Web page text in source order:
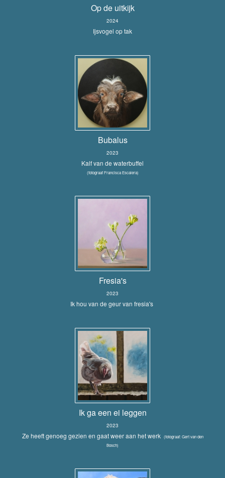
Op de uitkijk
2024
Ijsvogel op tak
Bubalus
2023
Kalf van de waterbuffel
(fotograaf Francisca Escalera)
Fresia's
2023
Ik hou van de geur van fresia's
Ik ga een ei leggen
2023
Ze heeft genoeg gezien en gaat weer aan het werk (fotograaf: Gert van den
Bosch)